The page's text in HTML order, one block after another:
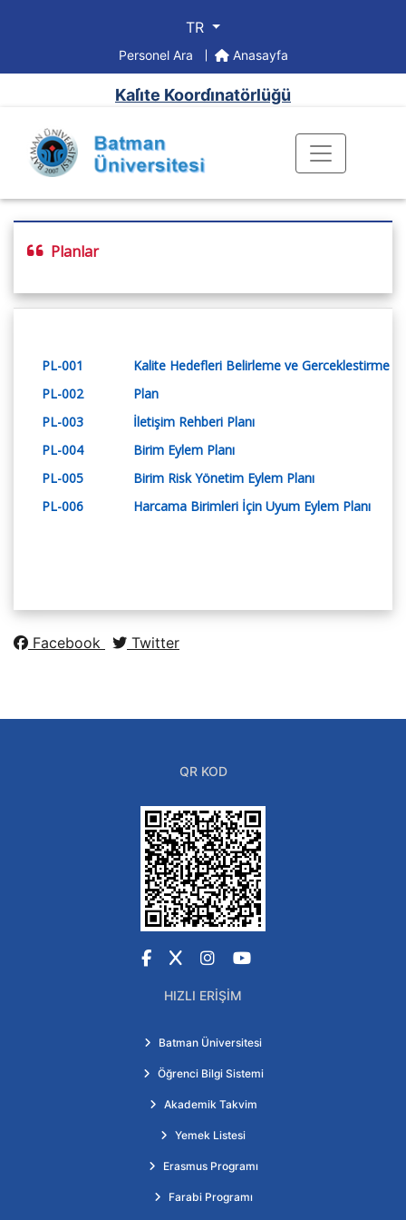
TR
Personel Ara Anasayfa
Kali̇te Koordi̇natörlüğü
Planlar
PL-001
Kalite Hedefleri Belirleme ve Gerceklestirme
PL-002
Plan
PL-003
İletişim Rehberi Planı
PL-004
Birim Eylem Planı
PL-005
Birim Risk Yönetim Eylem Planı
PL-006
Harcama Birimleri İçin Uyum Eylem Planı
Facebook Twitter
QR KOD
Facebook
X Instagram
YouTube
HIZLI ERIŞIM
Batman Üniversitesi
Öğrenci Bilgi Sistemi
Akademik Takvim
Yemek Listesi
Erasmus Programı
Farabi Programı